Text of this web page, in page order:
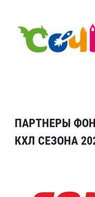
ПАРТНЕРЫ
КХЛ СЕЗОНА